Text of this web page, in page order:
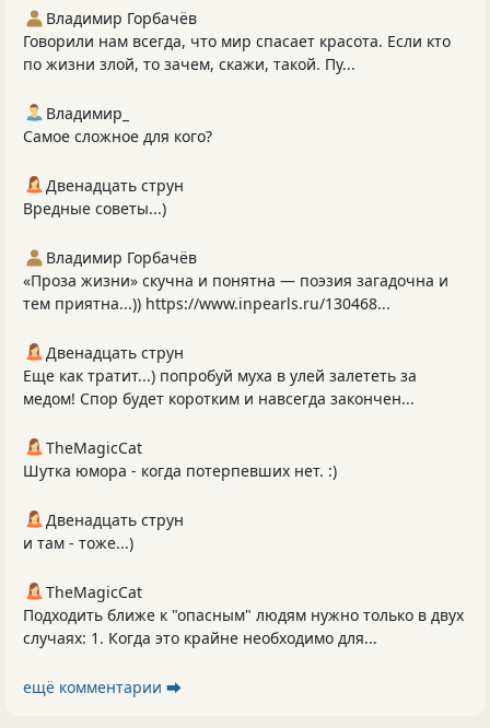
Владимир Горбачёв
Говорили нам всегда, что мир спасает красота. Если кто
по жизни злой, то зачем, скажи, такой. Пу...
Владимир_
Самое сложное для кого?
Двенадцать струн
Вредные советы...)
Владимир Горбачёв
«Проза жизни» скучна и понятна — поэзия загадочна и
тем приятна...)) https://www.inpearls.ru/130468...
Двенадцать струн
Еще как тратит...) попробуй муха в улей залететь за
медом! Спор будет коротким и навсегда закончен...
TheMagicCat
Шутка юмора - когда потерпевших нет. :)
Двенадцать струн
и там - тоже...)
TheMagicCat
Подходить ближе к "опасным" людям нужно только в двух
случаях: 1. Когда это крайне необходимо для...
ещё комментарии ⮕